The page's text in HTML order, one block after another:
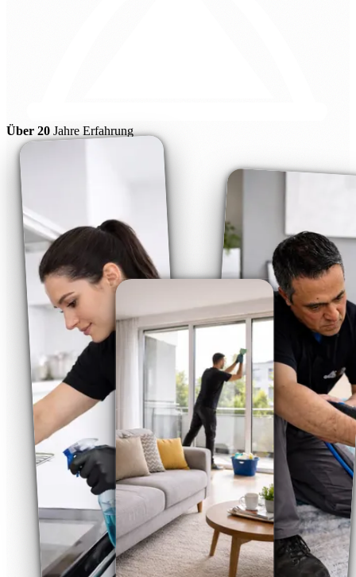
Über 20 Jahre Erfahrung